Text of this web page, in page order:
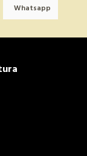
Whatsapp